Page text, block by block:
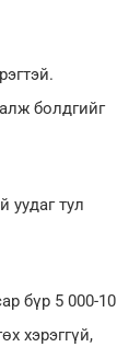
болдгийг
уудаг тул
бүр 5 000-10
хэрэггүй,